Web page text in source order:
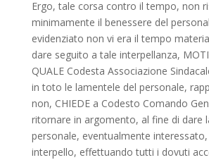
Ergo, tale corsa contro il tempo, non
minimamente il benessere del
evidenziato non vi era il tempo
dare seguito a tale interpellanza,
QUALE Codesta Associazione
in toto le lamentele del personale,
non, CHIEDE a Codesto Comando
ritornare in argomento, al fine di dare
personale, eventualmente
interpello, effettuando tutti i dovuti